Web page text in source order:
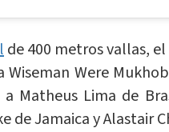
de 400 metros vallas,
Wiseman Were
a Matheus Lima de
de Jamaica y Alastair